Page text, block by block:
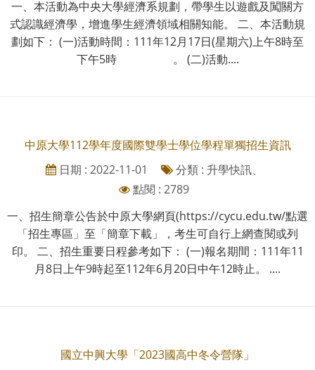
一、本活動為中央大學經濟系規劃，帶學生以遊戲及闖關方
式認識經濟學，增進學生經濟領域相關知能。 二、本活動規
劃如下： (一)活動時間：111年12月17日(星期六)上午8時至
下午5時 。 (二)活動....
中原大學112學年度國際雙學士學位學程單獨招生資訊
日期 : 2022-11-01
分類 : 升學快訊、
點閱 : 2789
一、招生簡章公告於中原大學網頁(https://cycu.edu.tw/點選
「招生專區」至「簡章下載」，考生可自行上網查閱或列
印。 二、招生重要日程參考如下： (一)報名期間：111年11
月8日上午9時起至112年6月20日中午12時止。 ....
國立中興大學「2023國高中冬令營隊」